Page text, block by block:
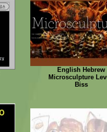
English Hebrew
Microsculpture
Biss